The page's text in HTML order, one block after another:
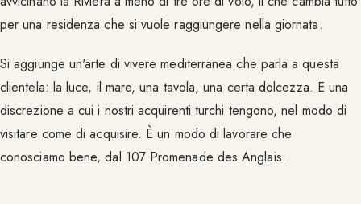
per una residenza che si vuole raggiungere nella giornata.
Si aggiunge un'arte di vivere mediterranea che parla a questa
clientela: la luce, il mare, una tavola, una certa dolcezza. E una
discrezione a cui i nostri acquirenti turchi tengono, nel modo di
visitare come di acquisire. È un modo di lavorare che
conosciamo bene, dal 107 Promenade des Anglais.